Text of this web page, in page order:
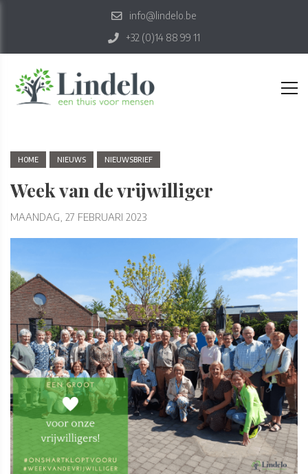
info@lindelo.be
+32 (0)14 88 99 11
HOME NIEUWS NIEUWSBRIEF
Week van de vrijwilliger
MAANDAG, 27 FEBRUARI 2023